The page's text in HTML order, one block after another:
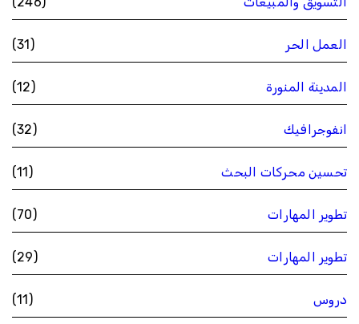
العمل الحر (31)
المدينة المنورة (12)
انفوجرافيك (32)
تحسين محركات البحث (11)
تطوير المهارات (70)
تطوير المهارات (29)
دروس (11)